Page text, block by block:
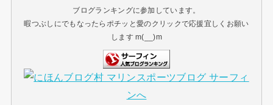
ブログランキングに参加しています。
暇つぶしにでもなったらポチッと愛のクリックで応援宜しくお願い
します m(__)m